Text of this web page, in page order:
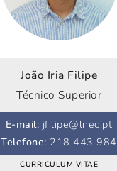
João Iria Filipe
Técnico Superior
E-mail: jfilipe@lnec.pt
Telefone: 218 443 984
CURRICULUM VITAE